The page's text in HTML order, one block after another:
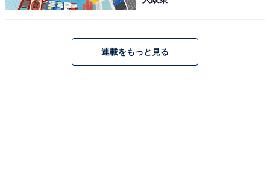
「海一望絶景の宿 いなとり荘」は、全ての客室から東伊
豆の広大な海を一望できる絶景の宿です。展望大浴場
連載をもっと見る